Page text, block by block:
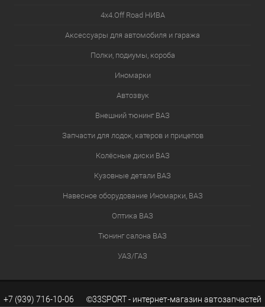
4х4.Off Road НИВА
Аксессуары для автомобиля и гаража
Полки, подиумы, короба
Иномарки
Автозвук
Внешний тюнинг ВАЗ
Запчасти для лодок, катеров и прицепов
Колёсные диски ВАЗ
Кузовные детали ВАЗ
Навесное оборудование Иномарки, ВАЗ
Оптика ВАЗ
Тюнинг салона ВАЗ
УАЗ/ГАЗ
+7 (939) 716-10-06 ©33SPORT - интернет-магазин автозапчастей